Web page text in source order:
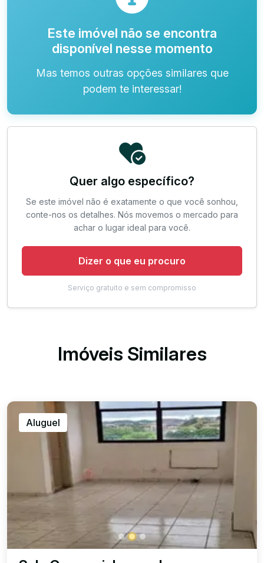
Este imóvel não se encontra
disponível nesse momento
Mas temos outras opções similares que
podem te interessar!
Quer algo específico?
Se este imóvel não é exatamente o que você sonhou,
conte-nos os detalhes. Nós movemos o mercado para
achar o lugar ideal para você.
Dizer o que eu procuro
Serviço gratuito e sem compromisso
Imóveis Similares
Aluguel